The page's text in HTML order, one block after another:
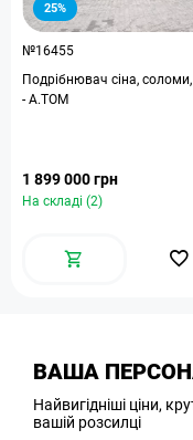
25%
№16455
Подрібнювач сіна,
- А.ТОМ
1 899 000 грн
На складі (2)
ВАША
Найвигідніші ціни,
вашій розсилці